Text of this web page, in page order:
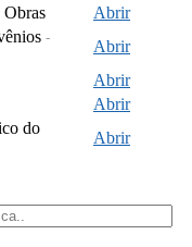
Abrir
-
Abrir
Abrir
Abrir
do
Abrir